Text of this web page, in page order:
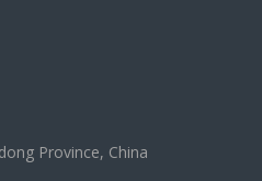
Province, China